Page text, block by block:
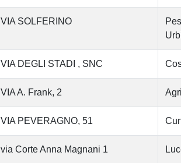
VIA SOLFERINO
VIA DEGLI STADI , SNC
VIA A. Frank, 2
VIA PEVERAGNO, 51
via Corte Anna Magnani 1